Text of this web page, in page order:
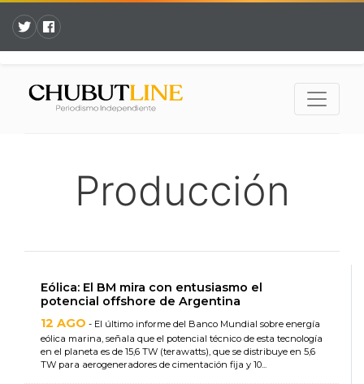
Producción
Eólica: El BM mira con entusiasmo el
potencial offshore de Argentina
12 AGO - El último informe del Banco Mundial sobre energía
eólica marina, señala que el potencial técnico de esta tecnología
en el planeta es de 15,6 TW (terawatts), que se distribuye en 5,6
TW para aerogeneradores de cimentación fija y 10...